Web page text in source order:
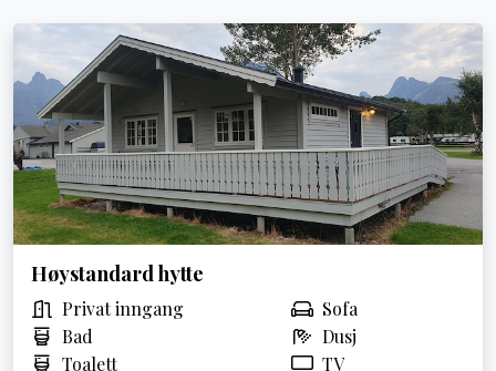
Høystandard hytte
Privat inngang
Sofa
Bad
Dusj
Toalett
TV